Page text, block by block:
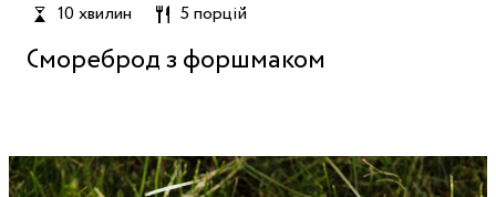
10 хвилин 5 порцій
Смореброд з форшмаком